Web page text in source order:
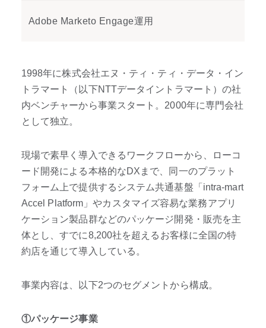
Adobe Marketo Engage運用
1998年に株式会社エヌ・ティ・ティ・データ・イン
トラマート（以下NTTデータイントラマート）の社
内ベンチャーから事業スタート。2000年に専門会社
として独立。
現場で素早く導入できるワークフローから、ローコ
ード開発による本格的なDXまで、同一のプラット
フォーム上で提供するシステム共通基盤「intra-mart
Accel Platform」やカスタマイズ容易な業務アプリ
ケーション製品群などのパッケージ開発・販売を主
体とし、すでに8,200社を超えるお客様に全国の特
約店を通じて導入している。
事業内容は、以下2つのセグメントから構成。
①パッケージ事業